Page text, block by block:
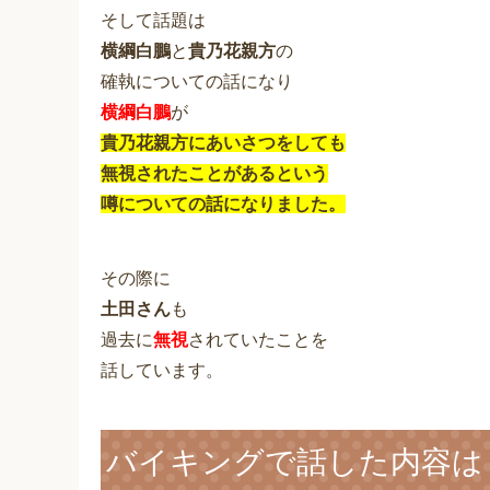
そして話題は
横綱白鵬と貴乃花親方の
確執についての話になり
横綱白鵬が
貴乃花親方にあいさつをしても
無視されたことがあるという
噂についての話になりました。
その際に
土田さんも
過去に無視されていたことを
話しています。
バイキングで話した内容は